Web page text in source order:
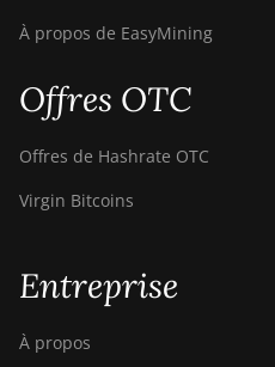
À propos de EasyMining
Offres OTC
Offres de Hashrate OTC
Virgin Bitcoins
Entreprise
À propos